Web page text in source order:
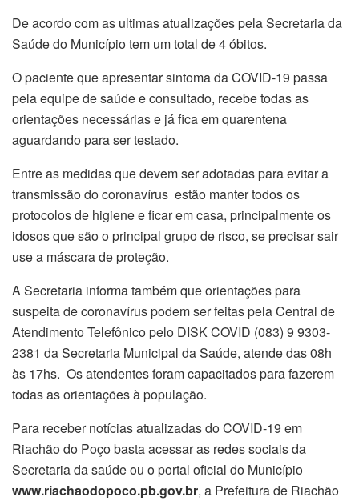
De acordo com as ultimas atualizações pela Secretaria da
Saúde do Município tem um total de 4 óbitos.
O paciente que apresentar sintoma da COVID-19 passa
pela equipe de saúde e consultado, recebe todas as
orientações necessárias e já fica em quarentena
aguardando para ser testado.
Entre as medidas que devem ser adotadas para evitar a
transmissão do coronavírus estão manter todos os
protocolos de higiene e ficar em casa, principalmente os
idosos que são o principal grupo de risco, se precisar sair
use a máscara de proteção.
A Secretaria informa também que orientações para
suspeita de coronavírus podem ser feitas pela Central de
Atendimento Telefônico pelo DISK COVID (083) 9 9303-
2381 da Secretaria Municipal da Saúde, atende das 08h
às 17hs. Os atendentes foram capacitados para fazerem
todas as orientações à população.
Para receber notícias atualizadas do COVID-19 em
Riachão do Poço basta acessar as redes sociais da
Secretaria da saúde ou o portal oficial do Município
www.riachaodopoco.pb.gov.br, a Prefeitura de Riachão